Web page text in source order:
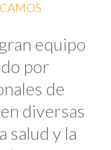
equipo
por
de
diversas
salud y la